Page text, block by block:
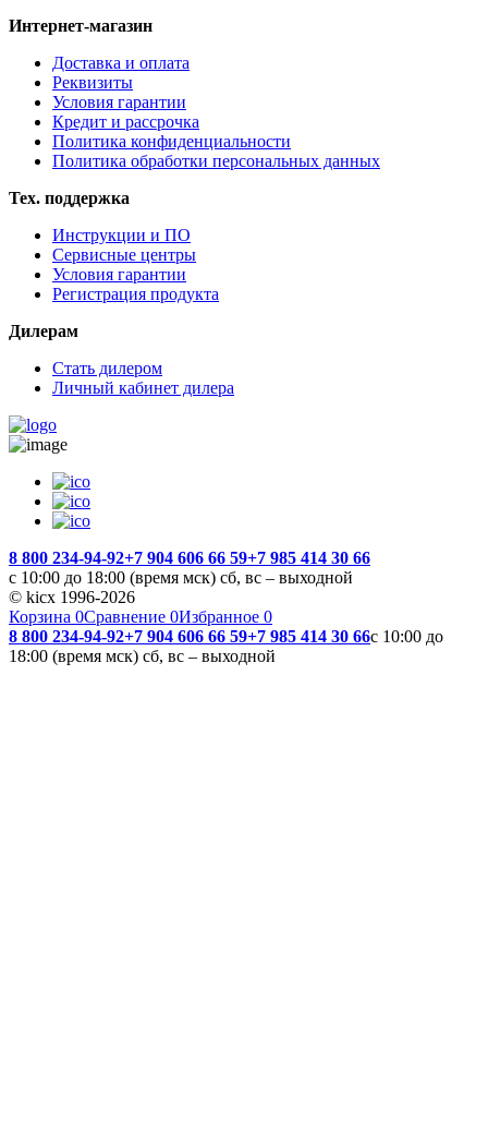
Интернет-магазин
Доставка и оплата
Реквизиты
Условия гарантии
Кредит и рассрочка
Политика конфиденциальности
Политика обработки персональных данных
Тех. поддержка
Инструкции и ПО
Сервисные центры
Условия гарантии
Регистрация продукта
Дилерам
Стать дилером
Личный кабинет дилера
8 800 234-94-92+7 904 606 66 59+7 985 414 30 66
с 10:00 до 18:00 (время мск) сб, вс – выходной
© kicx 1996-2026
Корзина 0Сравнение 0Избранное 0
8 800 234-94-92+7 904 606 66 59+7 985 414 30 66с 10:00 до
18:00 (время мск) сб, вс – выходной